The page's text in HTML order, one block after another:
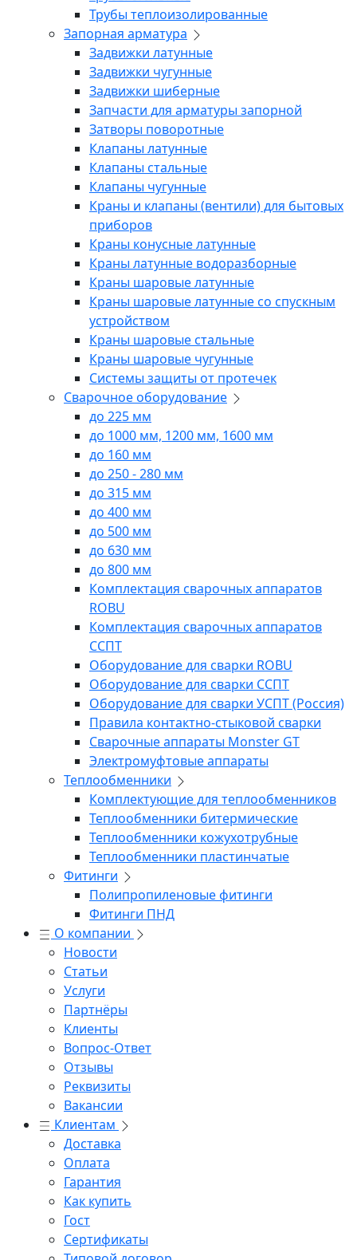
Трубы теплоизолированные
Запорная арматура
Задвижки латунные
Задвижки чугунные
Задвижки шиберные
Запчасти для арматуры запорной
Затворы поворотные
Клапаны латунные
Клапаны стальные
Клапаны чугунные
Краны и клапаны (вентили) для бытовых
приборов
Краны конусные латунные
Краны латунные водоразборные
Краны шаровые латунные
Краны шаровые латунные со спускным
устройством
Краны шаровые стальные
Краны шаровые чугунные
Системы защиты от протечек
Сварочное оборудование
до 225 мм
до 1000 мм, 1200 мм, 1600 мм
до 160 мм
до 250 - 280 мм
до 315 мм
до 400 мм
до 500 мм
до 630 мм
до 800 мм
Комплектация сварочных аппаратов
ROBU
Комплектация сварочных аппаратов
ССПТ
Оборудование для сварки ROBU
Оборудование для сварки ССПТ
Оборудование для сварки УСПТ (Россия)
Правила контактно-стыковой сварки
Сварочные аппараты Monster GT
Электромуфтовые аппараты
Теплообменники
Комплектующие для теплообменников
Теплообменники битермические
Теплообменники кожухотрубные
Теплообменники пластинчатые
Фитинги
Полипропиленовые фитинги
Фитинги ПНД
О компании
Новости
Статьи
Услуги
Партнёры
Клиенты
Вопрос-Ответ
Отзывы
Реквизиты
Вакансии
Клиентам
Доставка
Оплата
Гарантия
Как купить
Гост
Сертификаты